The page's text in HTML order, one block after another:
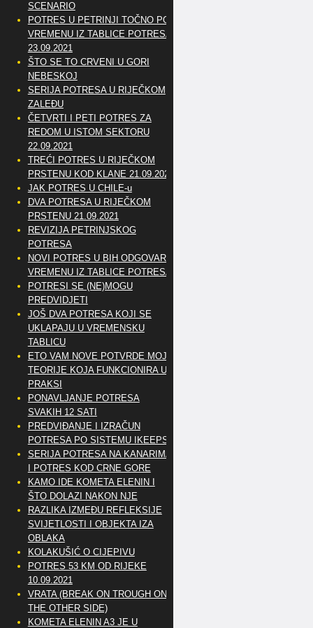
SCENARIO
POTRES U PETRINJI TOČNO PO
VREMENU IZ TABLICE POTRESA
23.09.2021
ŠTO SE TO CRVENI U GORI
NEBESKOJ
SERIJA POTRESA U RIJEČKOM
ZALEĐU
ČETVRTI I PETI POTRES ZA
REDOM U ISTOM SEKTORU
22.09.2021
TREĆI POTRES U RIJEČKOM
PRSTENU KOD KLANE 21.09.2021
JAK POTRES U CHILE-u
DVA POTRESA U RIJEČKOM
PRSTENU 21.09.2021
REVIZIJA PETRINJSKOG
POTRESA
NOVI POTRES U BIH ODGOVARA
VREMENU IZ TABLICE POTRESA
POTRESI SE (NE)MOGU
PREDVIDJETI
JOŠ DVA POTRESA KOJI SE
UKLAPAJU U VREMENSKU
TABLICU
ETO VAM NOVE POTVRDE MOJE
TEORIJE KOJA FUNKCIONIRA U
PRAKSI
PONAVLJANJE POTRESA
SVAKIH 12 SATI
PREDVIĐANJE I IZRAČUN
POTRESA PO SISTEMU IKEEPS
SERIJA POTRESA NA KANARIMA
I POTRES KOD CRNE GORE
KAMO IDE KOMETA ELENIN I
ŠTO DOLAZI NAKON NJE
RAZLIKA IZMEĐU REFLEKSIJE
SVIJETLOSTI I OBJEKTA IZA
OBLAKA
KOLAKUŠIĆ O CIJEPIVU
POTRES 53 KM OD RIJEKE
10.09.2021
VRATA (BREAK ON TROUGH ON
THE OTHER SIDE)
KOMETA ELENIN A3 JE U